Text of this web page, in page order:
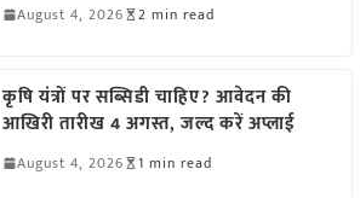
August 4, 2026 2 min read
कृषि यंत्रों पर सब्सिडी चाहिए? आवेदन की
आखिरी तारीख 4 अगस्त, जल्द करें अप्लाई
August 4, 2026 1 min read